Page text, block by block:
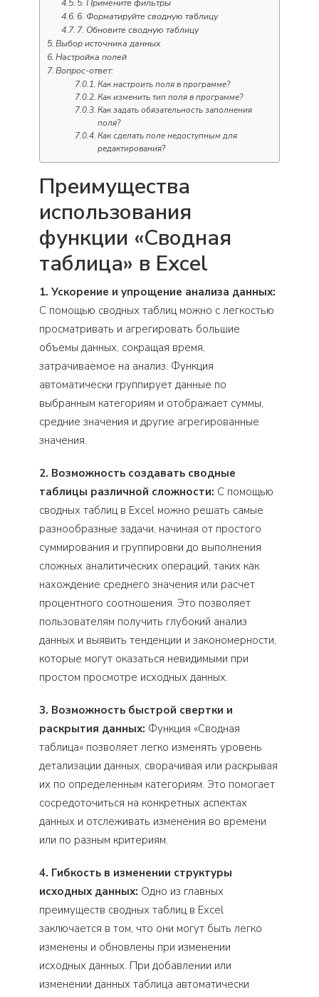
5. Примените фильтры
6. Форматируйте сводную таблицу
7. Обновите сводную таблицу
Выбор источника данных
Настройка полей
Вопрос-ответ:
Как настроить поля в программе?
Как изменить тип поля в программе?
Как задать обязательность заполнения
поля?
Как сделать поле недоступным для
редактирования?
Преимущества
использования
функции «Сводная
таблица» в Excel
1. Ускорение и упрощение анализа данных:
С помощью сводных таблиц можно с легкостью
просматривать и агрегировать большие
объемы данных, сокращая время,
затрачиваемое на анализ. Функция
автоматически группирует данные по
выбранным категориям и отображает суммы,
средние значения и другие агрегированные
значения.
2. Возможность создавать сводные
таблицы различной сложности: С помощью
сводных таблиц в Excel можно решать самые
разнообразные задачи, начиная от простого
суммирования и группировки до выполнения
сложных аналитических операций, таких как
нахождение среднего значения или расчет
процентного соотношения. Это позволяет
пользователям получить глубокий анализ
данных и выявить тенденции и закономерности,
которые могут оказаться невидимыми при
простом просмотре исходных данных.
3. Возможность быстрой свертки и
раскрытия данных: Функция «Сводная
таблица» позволяет легко изменять уровень
детализации данных, сворачивая или раскрывая
их по определенным категориям. Это помогает
сосредоточиться на конкретных аспектах
данных и отслеживать изменения во времени
или по разным критериям.
4. Гибкость в изменении структуры
исходных данных: Одно из главных
преимуществ сводных таблиц в Excel
заключается в том, что они могут быть легко
изменены и обновлены при изменении
исходных данных. При добавлении или
изменении данных таблица автоматически